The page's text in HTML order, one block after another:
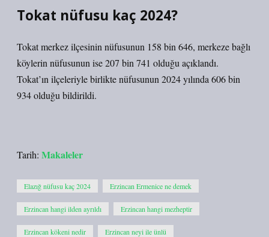
Tokat nüfusu kaç 2024?
Tokat merkez ilçesinin nüfusunun 158 bin 646, merkeze bağlı
köylerin nüfusunun ise 207 bin 741 olduğu açıklandı.
Tokat’ın ilçeleriyle birlikte nüfusunun 2024 yılında 606 bin
934 olduğu bildirildi.
Tarih: Makaleler
Elazığ nüfusu kaç 2024 Erzincan Ermenice ne demek
Erzincan hangi ilden ayrıldı Erzincan hangi mezheptir
Erzincan kökeni nedir Erzincan neyi ile ünlü